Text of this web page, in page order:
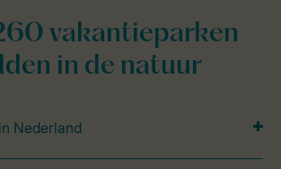
vakantieparken
in de natuur
Nederland